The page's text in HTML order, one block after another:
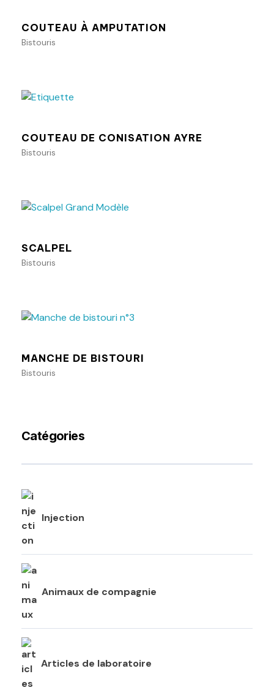
COUTEAU À AMPUTATION
Bistouris
COUTEAU DE CONISATION AYRE
Bistouris
SCALPEL
Bistouris
MANCHE DE BISTOURI
Bistouris
Catégories
Injection
Animaux de compagnie
Articles de laboratoire